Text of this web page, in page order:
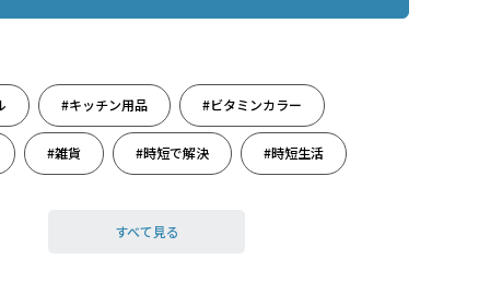
#キッチン用品 #ビタミンカラー
#雑貨 #時短で解決 #時短生活
すべて見る